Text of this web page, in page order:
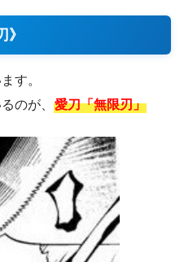
す。
のが、 愛刀「無限刃」